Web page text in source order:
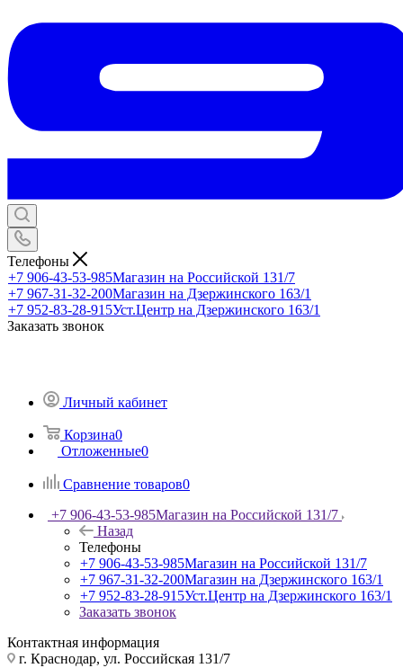
Телефоны
+7 906-43-53-985Магазин на Российской 131/7
+7 967-31-32-200Магазин на Дзержинского 163/1
+7 952-83-28-915Уст.Центр на Дзержинского 163/1
Заказать звонок
Личный кабинет
Корзина0
Отложенные0
Сравнение товаров0
+7 906-43-53-985Магазин на Российской 131/7
Назад
Телефоны
+7 906-43-53-985Магазин на Российской 131/7
+7 967-31-32-200Магазин на Дзержинского 163/1
+7 952-83-28-915Уст.Центр на Дзержинского 163/1
Заказать звонок
Контактная информация
г. Краснодар, ул. Российская 131/7